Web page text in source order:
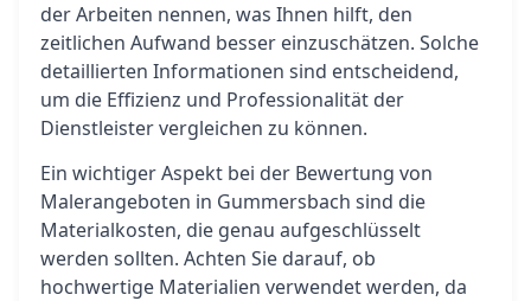
der Arbeiten nennen, was Ihnen hilft, den
zeitlichen Aufwand besser einzuschätzen. Solche
detaillierten Informationen sind entscheidend,
um die Effizienz und Professionalität der
Dienstleister vergleichen zu können.
Ein wichtiger Aspekt bei der Bewertung von
Malerangeboten in Gummersbach sind die
Materialkosten, die genau aufgeschlüsselt
werden sollten. Achten Sie darauf, ob
hochwertige Materialien verwendet werden, da